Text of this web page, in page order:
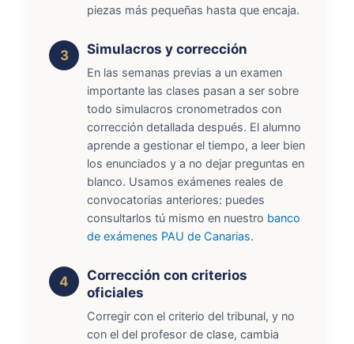
piezas más pequeñas hasta que encaja.
Simulacros y corrección
En las semanas previas a un examen
importante las clases pasan a ser sobre
todo simulacros cronometrados con
corrección detallada después. El alumno
aprende a gestionar el tiempo, a leer bien
los enunciados y a no dejar preguntas en
blanco. Usamos exámenes reales de
convocatorias anteriores: puedes
consultarlos tú mismo en nuestro banco
de exámenes PAU de Canarias.
Corrección con criterios
oficiales
Corregir con el criterio del tribunal, y no
con el del profesor de clase, cambia